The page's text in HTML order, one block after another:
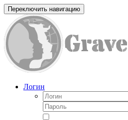
Переключить навигацию
Логин